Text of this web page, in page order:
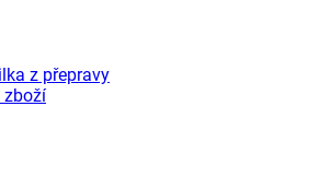
z přepravy
zboží